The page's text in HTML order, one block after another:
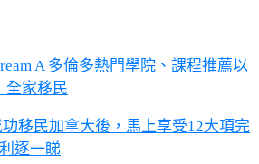
A 多倫多熱門學院、課程推薦以
全家移民
功移民加拿大後，馬上享受12大項完
逐一睇